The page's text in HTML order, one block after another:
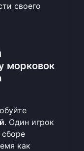
своего
морковок
. Один игрок
как